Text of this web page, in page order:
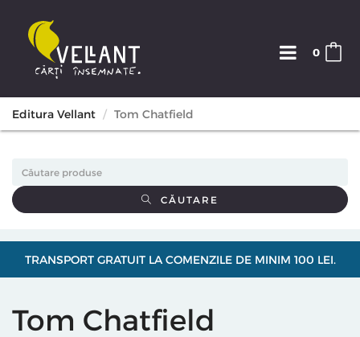
0
Editura Vellant Tom Chatfield
CĂUTARE
TRANSPORT GRATUIT LA COMENZILE DE MINIM 100 LEI.
Tom Chatfield